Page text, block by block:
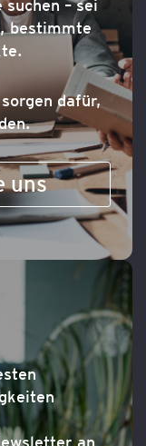
– sei
bestimmte
dafür,
uns
an